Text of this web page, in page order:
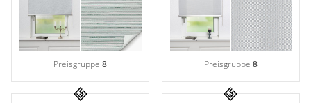
Preisgruppe8 Preisgruppe 8